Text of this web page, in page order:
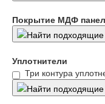
Покрытие МДФ
Уплотнители
Три контура